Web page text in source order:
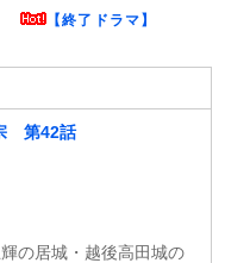
【終了ドラマ】
第42話
の居城・越後高田城の